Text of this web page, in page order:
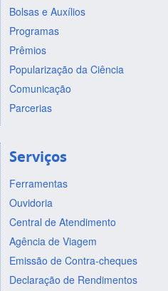
Bolsas e Auxílios
Programas
Prêmios
Popularização da Ciência
Comunicação
Parcerias
Serviços
Ferramentas
Ouvidoria
Central de Atendimento
Agência de Viagem
Emissão de Contra-cheques
Declaração de Rendimentos